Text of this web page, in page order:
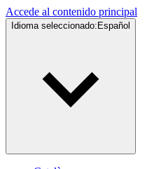
Accede al contenido principal
Idioma seleccionado: Español